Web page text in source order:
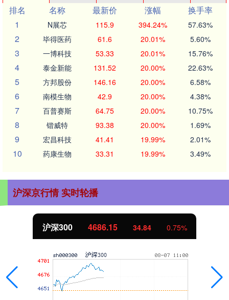
排名
名称 最新价 涨幅
换手率
1
N展芯 115.9 394.24% 57.63%
2 毕得医药 61.6 20.01% 5.60%
3 一博科技 53.33 20.01% 15.76%
4 泰金新能 131.52 20.00% 22.63%
5 方邦股份 146.16 20.00% 6.58%
6 南模生物 42.9 20.00% 4.38%
7 百普赛斯 64.75 20.00% 10.75%
8 锴威特 93.38 20.00% 1.69%
9 宏昌科技 41.41 19.99% 2.01%
10 药康生物 33.31 19.99% 3.49%
沪深京行情 实时轮播
北证50 1121.34 -1.54 -0.14%